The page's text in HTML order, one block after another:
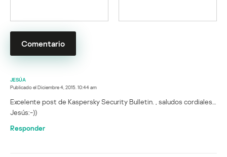
JESÚA
Publicado elDiciembre 4, 2015. 10:44 am
Excelente post de Kaspersky Security Bulletin. , saludos cordiales…
Jesús:-))
Responder